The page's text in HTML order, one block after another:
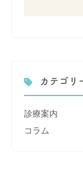
カテゴリ
診療案内
コラム